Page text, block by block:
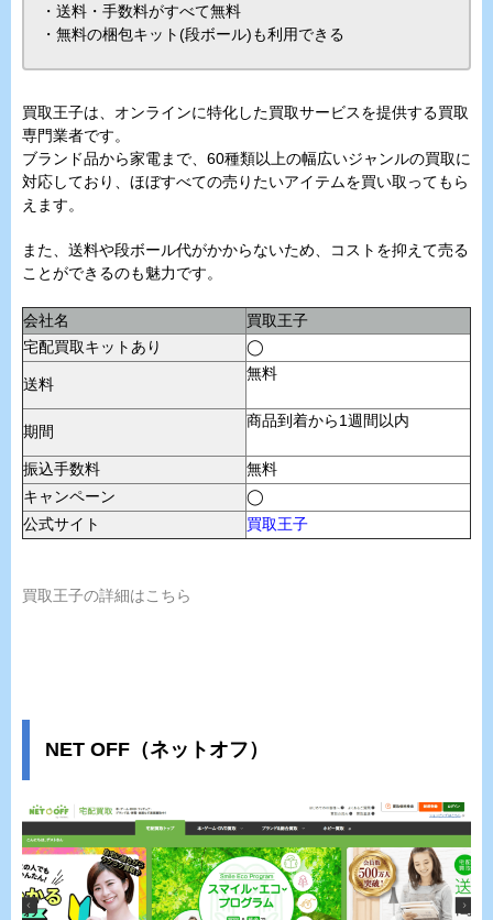
・送料・手数料がすべて無料
・無料の梱包キット(段ボール)も利用できる
買取王子は、オンラインに特化した買取サービスを提供する買取
専門業者です。
ブランド品から家電まで、60種類以上の幅広いジャンルの買取に
対応しており、ほぼすべての売りたいアイテムを買い取ってもら
えます。
また、送料や段ボール代がかからないため、コストを抑えて売る
ことができるのも魅力です。
会社名
買取王子
宅配買取キットあり
◯
送料
無料
期間
商品到着から1週間以内
振込手数料
無料
キャンペーン
◯
公式サイト
買取王子
買取王子の詳細はこちら
NET OFF（ネットオフ）